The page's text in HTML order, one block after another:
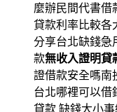
麼辦民間代書借
貸款利率比較各
分享台北缺錢急
款無收入證明貸
證借款安全嗎南
台北哪裡可以借
貸款 缺錢大小